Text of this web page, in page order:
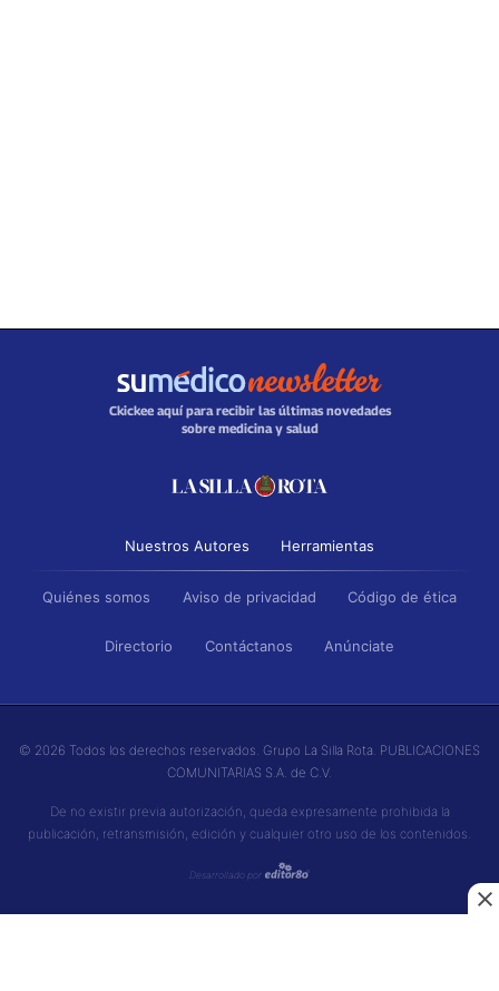
Ckickee aquí para recibir las últimas novedades
sobre medicina y salud
Nuestros Autores Herramientas
Quiénes somos Aviso de privacidad Código de ética
Directorio Contáctanos Anúnciate
© 2026 Todos los derechos reservados. Grupo La Silla Rota. PUBLICACIONES
COMUNITARIAS S.A. de C.V.
De no existir previa autorización, queda expresamente prohibida la
publicación, retransmisión, edición y cualquier otro uso de los contenidos.
Desarrollado por